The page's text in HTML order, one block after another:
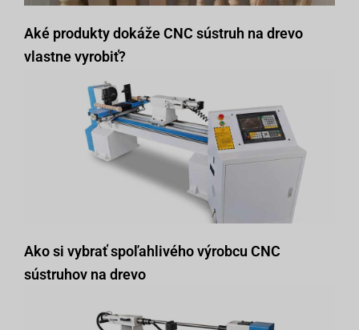
Aké produkty dokáže CNC sústruh na drevo
vlastne vyrobiť?
Ako si vybrať spoľahlivého výrobcu CNC
sústruhov na drevo